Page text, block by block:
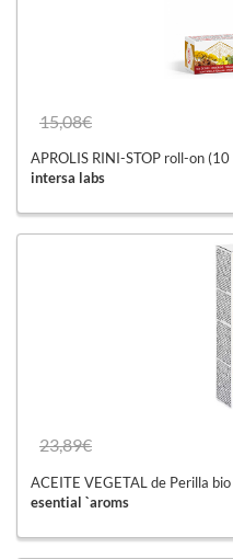
15,08€
APROLIS RINI-STOP roll-on (10
intersa labs
23,89€
ACEITE VEGETAL de Perilla
esential `aroms